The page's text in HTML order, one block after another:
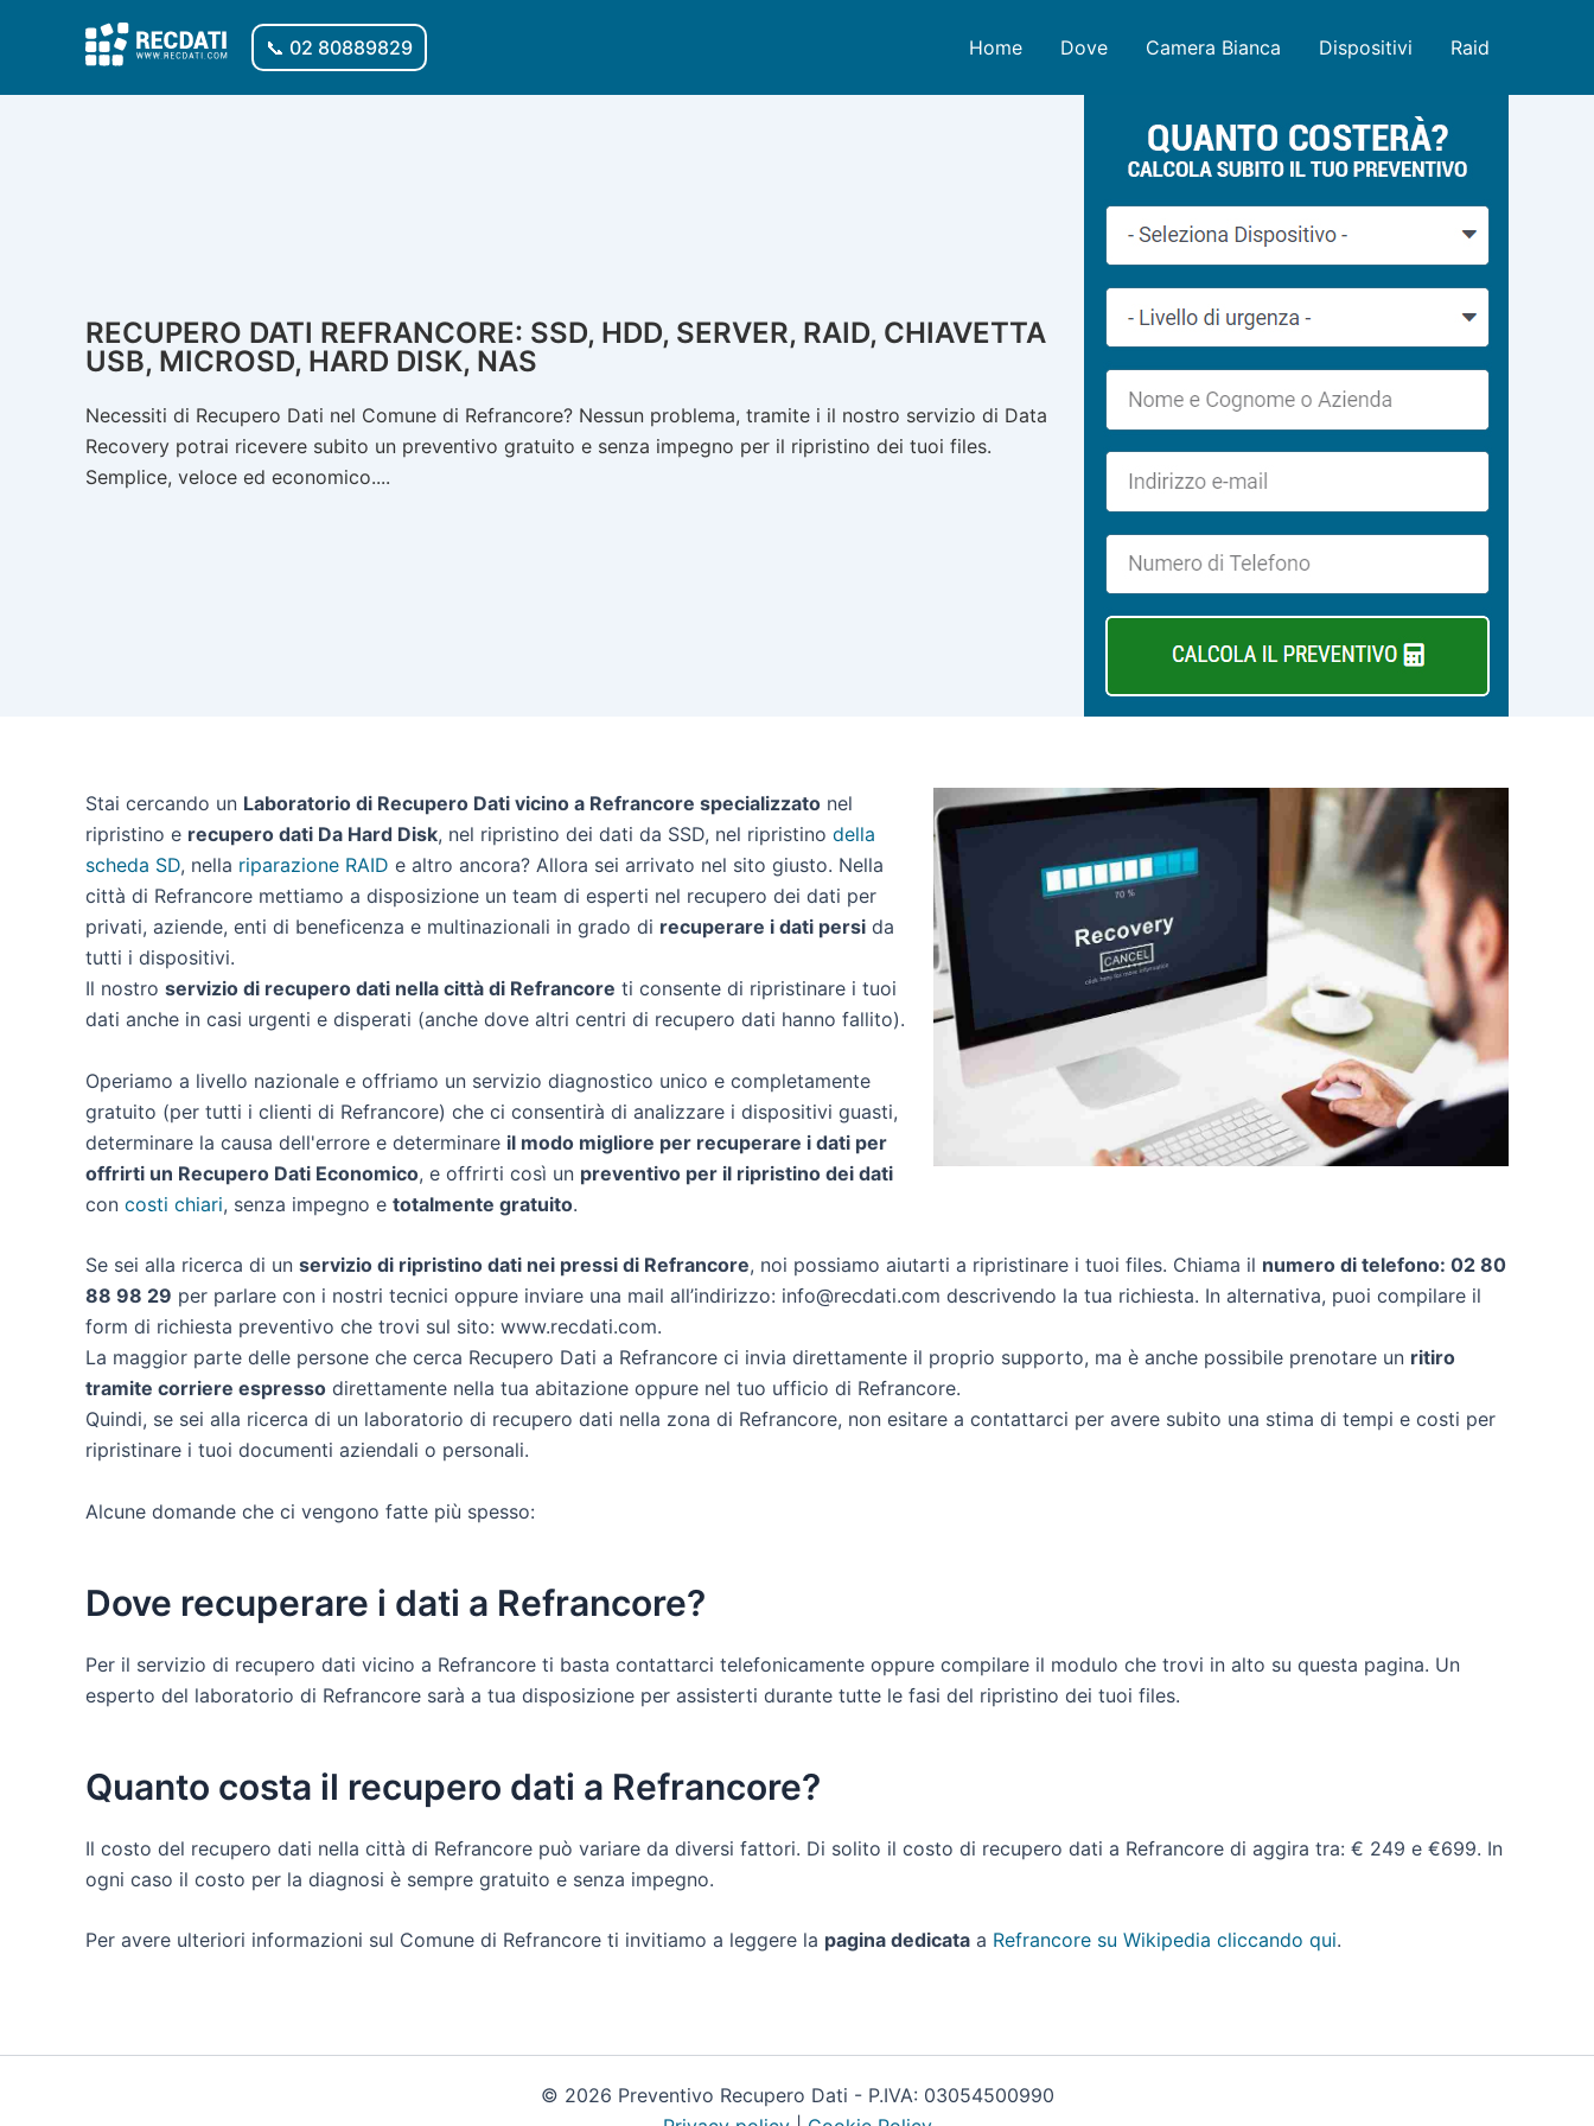
📞 02 80889829 Home Dove Camera Bianca Dispositivi Raid
RECUPERO DATI REFRANCORE: SSD, HDD, SERVER, RAID, CHIAVETTA
USB, MICROSD, HARD DISK, NAS
Necessiti di Recupero Dati nel Comune di Refrancore? Nessun problema, tramite i il nostro servizio di Data
Recovery potrai ricevere subito un preventivo gratuito e senza impegno per il ripristino dei tuoi files.
Semplice, veloce ed economico....
Stai cercando un Laboratorio di Recupero Dati vicino a Refrancore specializzato nel
ripristino e recupero dati Da Hard Disk, nel ripristino dei dati da SSD, nel ripristino della
scheda SD, nella riparazione RAID e altro ancora? Allora sei arrivato nel sito giusto. Nella
città di Refrancore mettiamo a disposizione un team di esperti nel recupero dei dati per
privati, aziende, enti di beneficenza e multinazionali in grado di recuperare i dati persi da
tutti i dispositivi.
Il nostro servizio di recupero dati nella città di Refrancore ti consente di ripristinare i tuoi
dati anche in casi urgenti e disperati (anche dove altri centri di recupero dati hanno fallito).
Operiamo a livello nazionale e offriamo un servizio diagnostico unico e completamente
gratuito (per tutti i clienti di Refrancore) che ci consentirà di analizzare i dispositivi guasti,
determinare la causa dell'errore e determinare il modo migliore per recuperare i dati per
offrirti un Recupero Dati Economico, e offrirti così un preventivo per il ripristino dei dati
con costi chiari, senza impegno e totalmente gratuito.
Se sei alla ricerca di un servizio di ripristino dati nei pressi di Refrancore, noi possiamo aiutarti a ripristinare i tuoi files. Chiama il numero di telefono: 02 80
88 98 29 per parlare con i nostri tecnici oppure inviare una mail all’indirizzo: info@recdati.com descrivendo la tua richiesta. In alternativa, puoi compilare il
form di richiesta preventivo che trovi sul sito: www.recdati.com.
La maggior parte delle persone che cerca Recupero Dati a Refrancore ci invia direttamente il proprio supporto, ma è anche possibile prenotare un ritiro
tramite corriere espresso direttamente nella tua abitazione oppure nel tuo ufficio di Refrancore.
Quindi, se sei alla ricerca di un laboratorio di recupero dati nella zona di Refrancore, non esitare a contattarci per avere subito una stima di tempi e costi per
ripristinare i tuoi documenti aziendali o personali.
Alcune domande che ci vengono fatte più spesso:
Dove recuperare i dati a Refrancore?
Per il servizio di recupero dati vicino a Refrancore ti basta contattarci telefonicamente oppure compilare il modulo che trovi in alto su questa pagina. Un
esperto del laboratorio di Refrancore sarà a tua disposizione per assisterti durante tutte le fasi del ripristino dei tuoi files.
Quanto costa il recupero dati a Refrancore?
Il costo del recupero dati nella città di Refrancore può variare da diversi fattori. Di solito il costo di recupero dati a Refrancore di aggira tra: € 249 e €699. In
ogni caso il costo per la diagnosi è sempre gratuito e senza impegno.
Per avere ulteriori informazioni sul Comune di Refrancore ti invitiamo a leggere la pagina dedicata a Refrancore su Wikipedia cliccando qui.
© 2026 Preventivo Recupero Dati - P.IVA: 03054500990